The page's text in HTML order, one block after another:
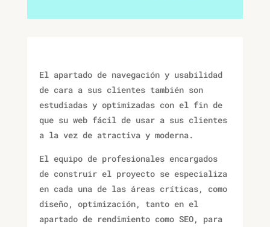
El apartado de navegación y usabilidad
de cara a sus clientes también son
estudiadas y optimizadas con el fin de
que su web fácil de usar a sus clientes
a la vez de atractiva y moderna.
El equipo de profesionales encargados
de construir el proyecto se especializa
en cada una de las áreas críticas, como
diseño, optimización, tanto en el
apartado de rendimiento como SEO, para